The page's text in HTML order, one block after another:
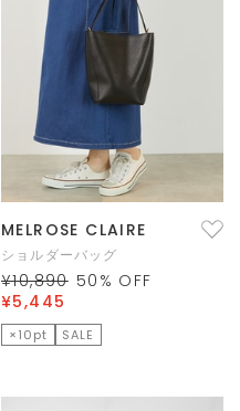
MELROSE CLAIRE
ショルダーバッグ
¥10,890 50 % OFF
¥5,445
×10pt SALE